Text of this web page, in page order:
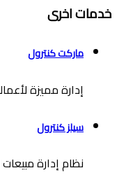
خدمات اخرى
ماركت كنترول
إدارة مميزة
سيلز كنترول
نظام إدارة